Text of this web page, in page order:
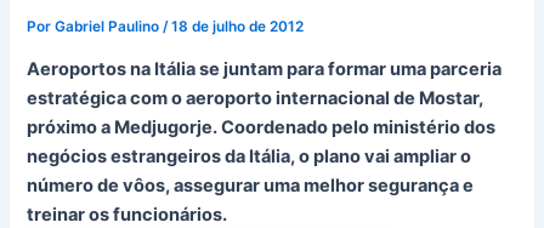
PorGabriel Paulino/18 de julho de 2012
Aeroportos na Itália se juntam para formar uma parceria
estratégica com o aeroporto internacional de Mostar,
próximo a Medjugorje. Coordenado pelo ministério dos
negócios estrangeiros da Itália, o plano vai ampliar o
número de vôos, assegurar uma melhor segurança e
treinar os funcionários.